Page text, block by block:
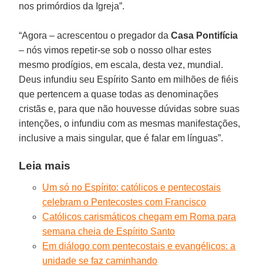
nos primórdios da Igreja”.
“Agora – acrescentou o pregador daCasa Pontifícia
– nós vimos repetir-se sob o nosso olhar estes
mesmo prodígios, em escala, desta vez, mundial.
Deus infundiu seu Espírito Santo em milhões de fiéis
que pertencem a quase todas as denominações
cristãs e, para que não houvesse dúvidas sobre suas
intenções, o infundiu com as mesmas manifestações,
inclusive a mais singular, que é falar em línguas”.
Leia mais
Um só no Espírito: católicos e pentecostais
celebram o Pentecostes com Francisco
Católicos carismáticos chegam em Roma para
semana cheia de Espírito Santo
Em diálogo com pentecostais e evangélicos: a
unidade se faz caminhando